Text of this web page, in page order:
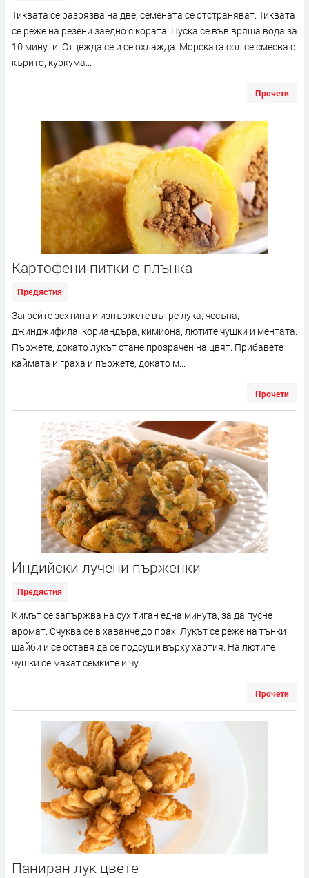
Тиквата се разрязва на две, семената се отстраняват. Тиквата
се реже на резени заедно с кората. Пуска се във вряща вода за
10 минути. Отцежда се и се охлажда. Морската сол се смесва с
кърито, куркума...
Прочети
Картофени питки с плънка
Предястия
Загрейте зехтина и изпържете вътре лука, чесъна,
джинджифила, кориандъра, кимиона, лютите чушки и ментата.
Пържете, докато лукът стане прозрачен на цвят. Прибавете
каймата и граха и пържете, докато м...
Прочети
Индийски лучени пърженки
Предястия
Кимът се запържва на сух тиган една минута, за да пусне
аромат. Счуква се в хаванче до прах. Лукът се реже на тънки
шайби и се оставя да се подсуши върху хартия. На лютите
чушки се махат семките и чу...
Прочети
Паниран лук цвете